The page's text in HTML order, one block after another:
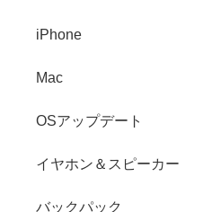
iPhone
Mac
OSアップデート
イヤホン＆スピーカー
バックパック